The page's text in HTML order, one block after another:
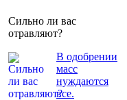
Сильно ли вас
отравляют?
В одобрении
масс
нуждаются
все.